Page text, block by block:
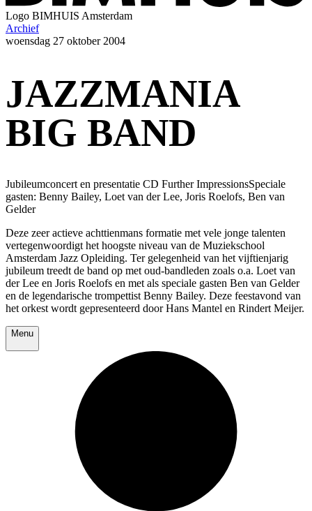
Logo BIMHUIS Amsterdam
Archief
woensdag 27 oktober 2004
JAZZMANIA
BIG BAND
Jubileumconcert en presentatie CD Further ImpressionsSpeciale
gasten: Benny Bailey, Loet van der Lee, Joris Roelofs, Ben van
Gelder
Deze zeer actieve achttienmans formatie met vele jonge talenten
vertegenwoordigt het hoogste niveau van de Muziekschool
Amsterdam Jazz Opleiding. Ter gelegenheid van het vijftienjarig
jubileum treedt de band op met oud-bandleden zoals o.a. Loet van
der Lee en Joris Roelofs en met als speciale gasten Ben van Gelder
en de legendarische trompettist Benny Bailey. Deze feestavond van
het orkest wordt gepresenteerd door Hans Mantel en Rindert Meijer.
Menu